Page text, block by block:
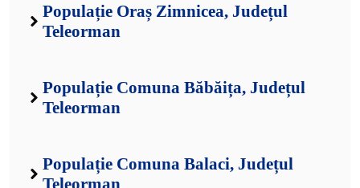
Populație Oraș Zimnicea, Județul
Teleorman
Populație Comuna Băbăița, Județul
Teleorman
Populație Comuna Balaci, Județul
Teleorman